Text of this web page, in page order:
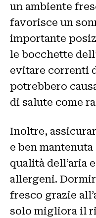
un ambiente
favorisce un
importante
le bocchette
evitare correnti
potrebbero
di salute come
Inoltre,
e ben
qualità dell’aria
allergeni.
fresco grazie
solo migliora il